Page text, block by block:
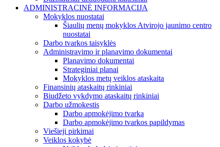
ADMINISTRACINĖ INFORMACIJA
Mokyklos nuostatai
Šiaulių menų mokyklos Atvirojo jaunimo centro
nuostatai
Darbo tvarkos taisyklės
Administravimo ir planavimo dokumentai
Planavimo dokumentai
Strateginiai planai
Mokyklos metų veiklos ataskaita
Finansinių ataskaitų rinkiniai
Biudžeto vykdymo ataskaitų rinkiniai
Darbo užmokestis
Darbo apmokėjimo tvarka
Darbo apmokėjimo tvarkos papildymas
Viešieji pirkimai
Veiklos kokybė